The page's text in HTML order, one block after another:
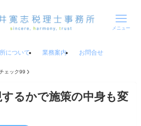
メニュー
について 業務案内 お問合せ
ェック99
るかで施策の中身も変